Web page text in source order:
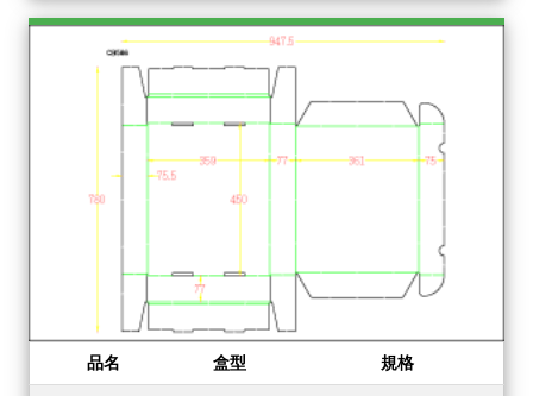
品名 盒型 規格